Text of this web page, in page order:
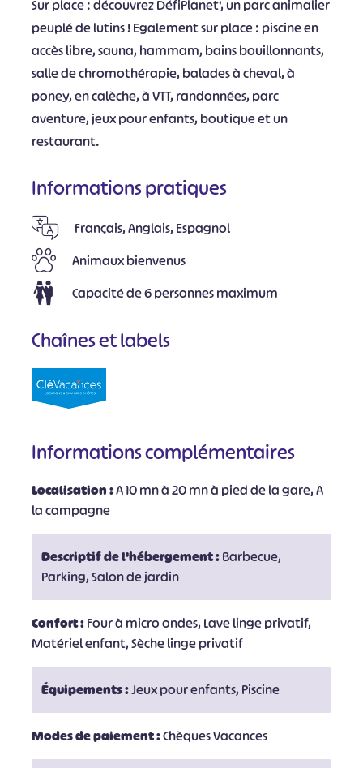
Sur place : découvrez DéfiPlanet', un parc animalier
peuplé de lutins ! Egalement sur place : piscine en
accès libre, sauna, hammam, bains bouillonnants,
salle de chromothérapie, balades à cheval, à
poney, en calèche, à VTT, randonnées, parc
aventure, jeux pour enfants, boutique et un
restaurant.
Informations pratiques
Français, Anglais, Espagnol
Animaux bienvenus
Capacité de 6 personnes maximum
Chaînes et labels
Informations complémentaires
Localisation :A 10 mn à 20 mn à pied de la gare, A
la campagne
Descriptif de l'hébergement :Barbecue,
Parking, Salon de jardin
Confort :Four à micro ondes, Lave linge privatif,
Matériel enfant, Sèche linge privatif
Équipements :Jeux pour enfants, Piscine
Modes de paiement :Chèques Vacances